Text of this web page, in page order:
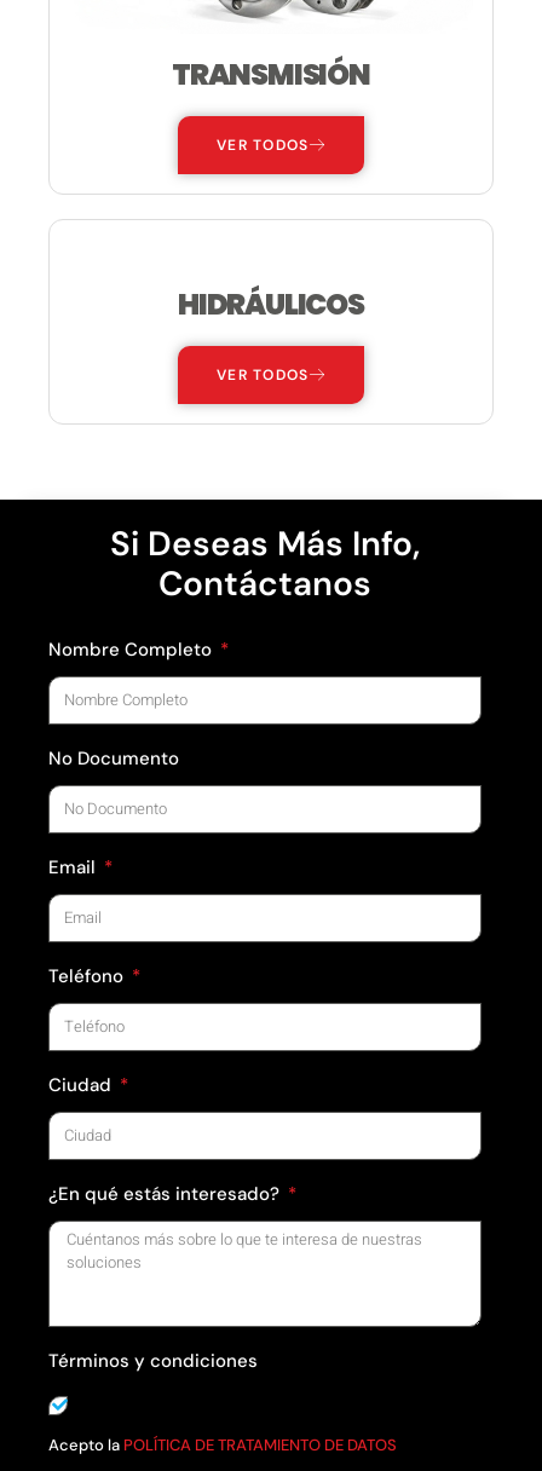
TRANSMISIÓN
VER TODOS
HIDRÁULICOS
VER TODOS
Si Deseas Más Info,
Contáctanos
Nombre Completo
No Documento
Email
Teléfono
Ciudad
¿En qué estás interesado?
Términos y condiciones
Acepto la POLÍTICA DE TRATAMIENTO DE DATOS